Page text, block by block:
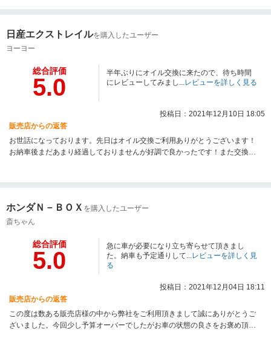
日産エクストレイルを購入したユーザー
ヨーヨー
総合評価
5.0
半年ぶりにオイル交換に来たので、待ち時間
にレビューしてみまし...レビューを詳しく見る
投稿日：2021年12月10日 18:05
販売店からの返答
お世話になっております。先日はオイル交換ご利用ありがとうございます！
お納車後まだあまり経過しておりませんが好調で良かったです！また交換時
ホンダＮ－ＢＯＸ を購入したユーザー
斎ちゃん
総合評価
5.0
急に車が必要になり立ち寄らせて頂きまし
た。納車も予定通りして...レビューを詳しく見
る
投稿日：2021年12月04日 18:11
販売店からの返答
この度は数ある販売店様の中から弊社をご利用頂きまして誠にありがとうご
ざいました。今回少し予算オーバーでしたがお車の状態の良さをお褒め頂き